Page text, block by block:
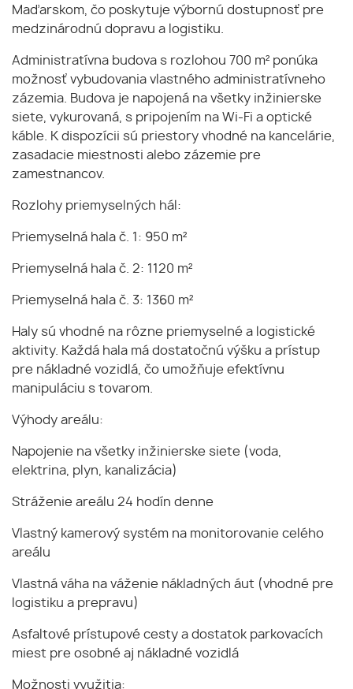
Maďarskom, čo poskytuje výbornú dostupnosť pre
medzinárodnú dopravu a logistiku.
Administratívna budova s rozlohou 700 m² ponúka
možnosť vybudovania vlastného administratívneho
zázemia. Budova je napojená na všetky inžinierske
siete, vykurovaná, s pripojením na Wi-Fi a optické
káble. K dispozícii sú priestory vhodné na kancelárie,
zasadacie miestnosti alebo zázemie pre
zamestnancov.
Rozlohy priemyselných hál:
Priemyselná hala č. 1: 950 m²
Priemyselná hala č. 2: 1120 m²
Priemyselná hala č. 3: 1360 m²
Haly sú vhodné na rôzne priemyselné a logistické
aktivity. Každá hala má dostatočnú výšku a prístup
pre nákladné vozidlá, čo umožňuje efektívnu
manipuláciu s tovarom.
Výhody areálu:
Napojenie na všetky inžinierske siete (voda,
elektrina, plyn, kanalizácia)
Stráženie areálu 24 hodín denne
Vlastný kamerový systém na monitorovanie celého
areálu
Vlastná váha na váženie nákladných áut (vhodné pre
logistiku a prepravu)
Asfaltové prístupové cesty a dostatok parkovacích
miest pre osobné aj nákladné vozidlá
Možnosti využitia: